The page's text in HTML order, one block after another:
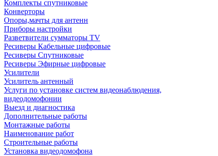
Комплекты спутниковые
Конверторы
Опоры,мачты для антенн
Приборы настройки
Разветвители сумматоры TV
Ресиверы Кабельные цифровые
Ресиверы Спутниковые
Ресиверы Эфирные цифровые
Усилители
Усилитель антенный
Услуги по установке систем видеонаблюдения,
видеодомофонии
Выезд и диагностика
Дополнительные работы
Монтажные работы
Наименование работ
Строительные работы
Установка видеодомофона